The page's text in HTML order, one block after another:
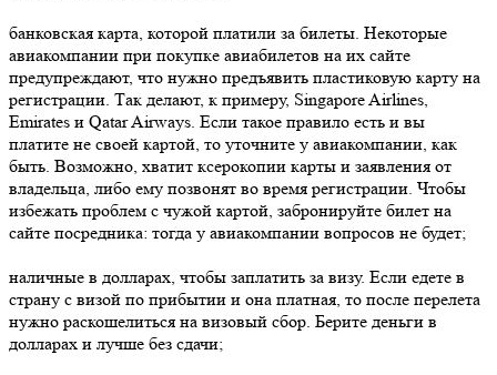
банковская карта, которой платили за билеты. Некоторые
авиакомпании при покупке авиабилетов на их сайте
предупреждают, что нужно предъявить пластиковую карту на
регистрации. Так делают, к примеру, Singapore Airlines,
Emirates и Qatar Airways. Если такое правило есть и вы
платите не своей картой, то уточните у авиакомпании, как
быть. Возможно, хватит ксерокопии карты и заявления от
владельца, либо ему позвонят во время регистрации. Чтобы
избежать проблем с чужой картой, забронируйте билет на
сайте посредника: тогда у авиакомпании вопросов не будет;
наличные в долларах, чтобы заплатить за визу. Если едете в
страну с визой по прибытии и она платная, то после перелета
нужно раскошелиться на визовый сбор. Берите деньги в
долларах и лучше без сдачи;